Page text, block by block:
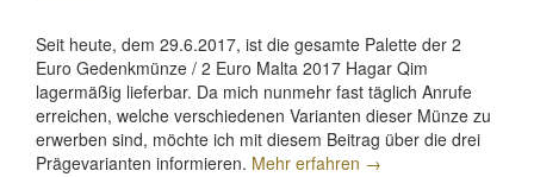
Seit heute, dem 29.6.2017, ist die gesamte Palette der 2
Euro Gedenkmünze / 2 Euro Malta 2017 Hagar Qim
lagermäßig lieferbar. Da mich nunmehr fast täglich Anrufe
erreichen, welche verschiedenen Varianten dieser Münze zu
erwerben sind, möchte ich mit diesem Beitrag über die drei
Prägevarianten informieren. Mehr erfahren „2
→